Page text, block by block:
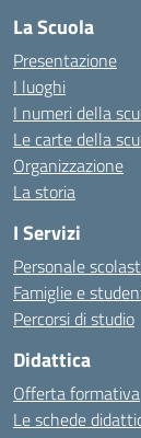
La Scuola
Presentazione
I luoghi
I numeri della
Le carte della
Organizzazione
La storia
I Servizi
Personale
Famiglie e
Percorsi di studio
Didattica
Offerta formativa
Le schede